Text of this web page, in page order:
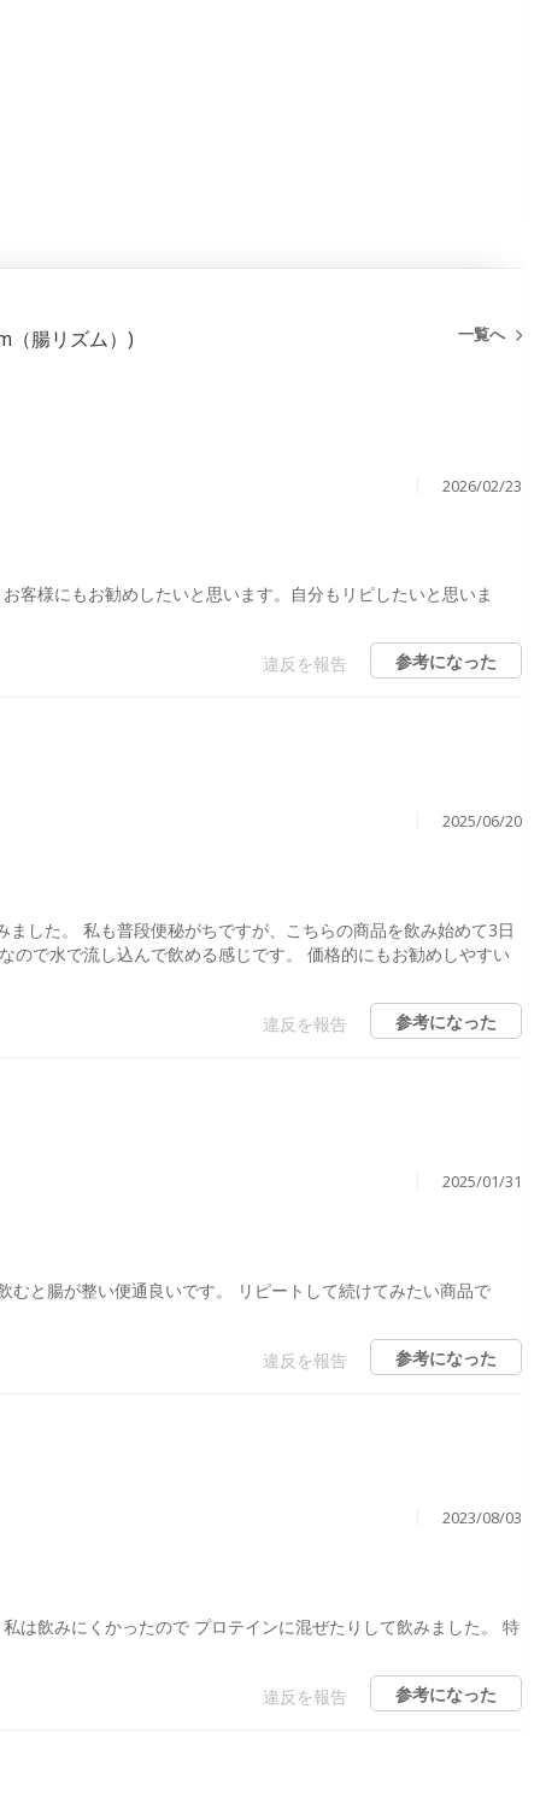
（腸リズム）) 一覧へ
2026/02/23
客様にもお勧めしたいと思います。自分もリピしたいと思いま
違反を報告 参考になった
2025/06/20
した。 私も普段便秘がちですが、こちらの商品を飲み始めて3日
で水で流し込んで飲める感じです。 価格的にもお勧めしやすい
違反を報告 参考になった
2025/01/31
と腸が整い便通良いです。 リピートして続けてみたい商品で
違反を報告 参考になった
2023/08/03
は飲みにくかったので プロテインに混ぜたりして飲みました。 特
違反を報告 参考になった